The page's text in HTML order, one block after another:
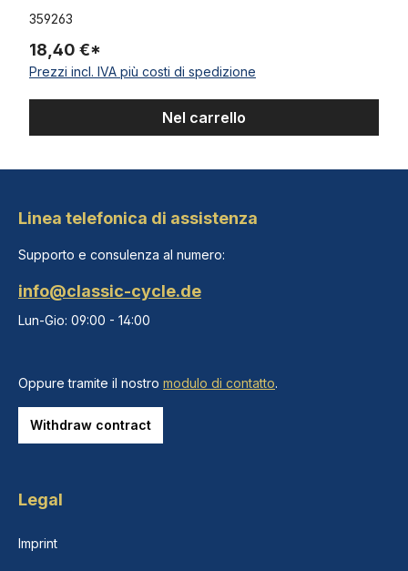
359263
18,40 €*
Prezzi incl. IVA più costi di spedizione
Nel carrello
Linea telefonica di assistenza
Supporto e consulenza al numero:
info@classic-cycle.de
Lun-Gio: 09:00 - 14:00
Oppure tramite il nostro modulo di contatto.
Withdraw contract
Legal
Imprint